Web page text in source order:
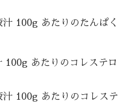
汁 100g あたりのたんぱく
100g あたりのコレステロ
汁 100g あたりのコレステ